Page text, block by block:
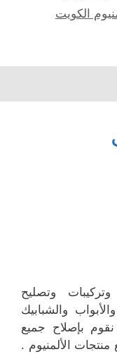
الكويت
وتصليح
والشبابيك
نقوم بإصلاح جميع
منتجات الألمنيوم .